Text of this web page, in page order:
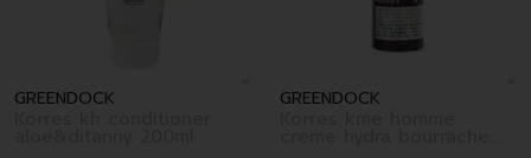
GREENDOCK GREENDOCK